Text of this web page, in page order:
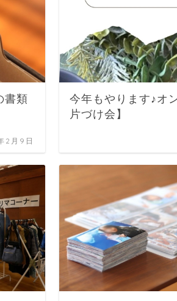
書類
2月9日
今年もやります♪オ
片づけ会】